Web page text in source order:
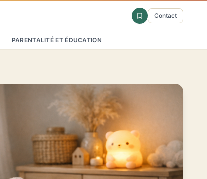
Contact
PARENTALITÉ ET ÉDUCATION